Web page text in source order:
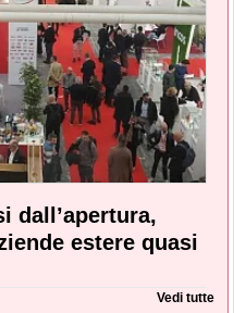
dall’apertura,
estere quasi
Vedi tutte